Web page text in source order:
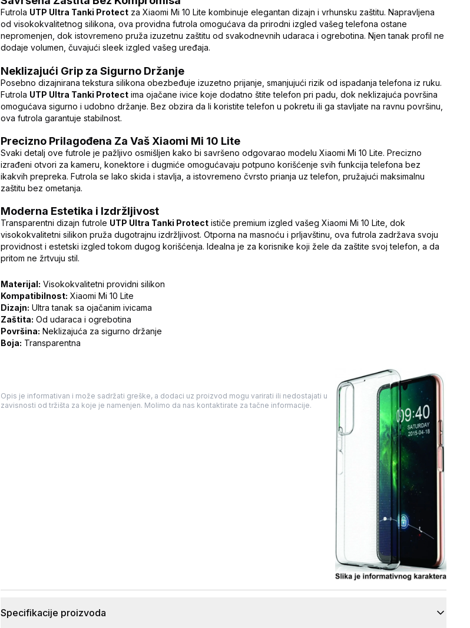
Futrola UTP Ultra Tanki Protect za Xiaomi Mi 10 Lite kombinuje elegantan dizajn i vrhunsku zaštitu. Napravljena
od visokokvalitetnog silikona, ova providna futrola omogućava da prirodni izgled vašeg telefona ostane
nepromenjen, dok istovremeno pruža izuzetnu zaštitu od svakodnevnih udaraca i ogrebotina. Njen tanak profil ne
dodaje volumen, čuvajući sleek izgled vašeg uređaja.
Neklizajući Grip za Sigurno Držanje
Posebno dizajnirana tekstura silikona obezbeđuje izuzetno prijanje, smanjujući rizik od ispadanja telefona iz ruku.
Futrola UTP Ultra Tanki Protect ima ojačane ivice koje dodatno štite telefon pri padu, dok neklizajuća površina
omogućava sigurno i udobno držanje. Bez obzira da li koristite telefon u pokretu ili ga stavljate na ravnu površinu,
ova futrola garantuje stabilnost.
Precizno Prilagođena Za Vaš Xiaomi Mi 10 Lite
Svaki detalj ove futrole je pažljivo osmišljen kako bi savršeno odgovarao modelu Xiaomi Mi 10 Lite. Precizno
izrađeni otvori za kameru, konektore i dugmiće omogućavaju potpuno korišćenje svih funkcija telefona bez
ikakvih prepreka. Futrola se lako skida i stavlja, a istovremeno čvrsto prianja uz telefon, pružajući maksimalnu
zaštitu bez ometanja.
Moderna Estetika i Izdržljivost
Transparentni dizajn futrole UTP Ultra Tanki Protect ističe premium izgled vašeg Xiaomi Mi 10 Lite, dok
visokokvalitetni silikon pruža dugotrajnu izdržljivost. Otporna na masnoću i prljavštinu, ova futrola zadržava svoju
providnost i estetski izgled tokom dugog korišćenja. Idealna je za korisnike koji žele da zaštite svoj telefon, a da
pritom ne žrtvuju stil.
Materijal: Visokokvalitetni providni silikon
Kompatibilnost: Xiaomi Mi 10 Lite
Dizajn: Ultra tanak sa ojačanim ivicama
Zaštita: Od udaraca i ogrebotina
Površina: Neklizajuća za sigurno držanje
Boja: Transparentna
Opis je informativan i može sadržati greške, a dodaci uz proizvod mogu varirati ili nedostajati u
zavisnosti od tržišta za koje je namenjen. Molimo da nas kontaktirate za tačne informacije.
Specifikacije proizvoda